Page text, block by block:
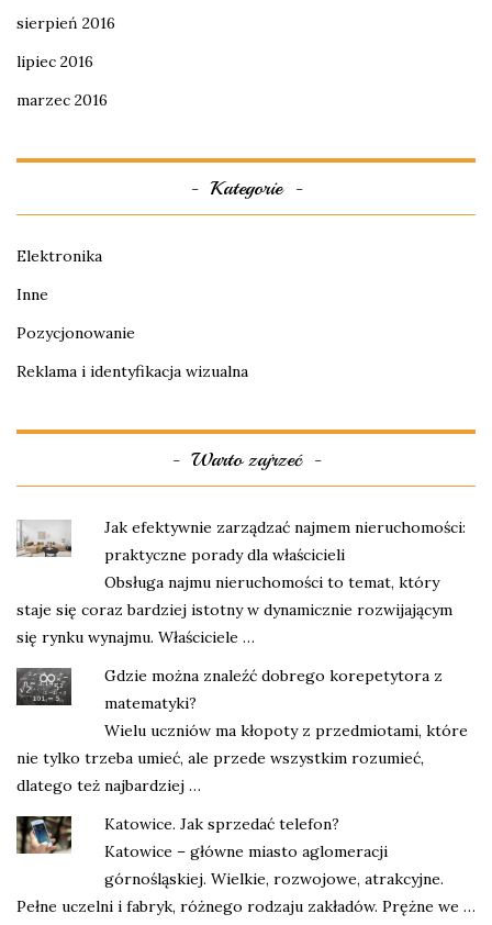
sierpień 2016
lipiec 2016
marzec 2016
Kategorie
Elektronika
Inne
Pozycjonowanie
Reklama i identyfikacja wizualna
Warto zajrzeć
Jak efektywnie zarządzać najmem nieruchomości:
praktyczne porady dla właścicieli
Obsługa najmu nieruchomości to temat, który
staje się coraz bardziej istotny w dynamicznie rozwijającym
się rynku wynajmu. Właściciele …
Gdzie można znaleźć dobrego korepetytora z
matematyki?
Wielu uczniów ma kłopoty z przedmiotami, które
nie tylko trzeba umieć, ale przede wszystkim rozumieć,
dlatego też najbardziej …
Katowice. Jak sprzedać telefon?
Katowice – główne miasto aglomeracji
górnośląskiej. Wielkie, rozwojowe, atrakcyjne.
Pełne uczelni i fabryk, różnego rodzaju zakładów. Prężne we …